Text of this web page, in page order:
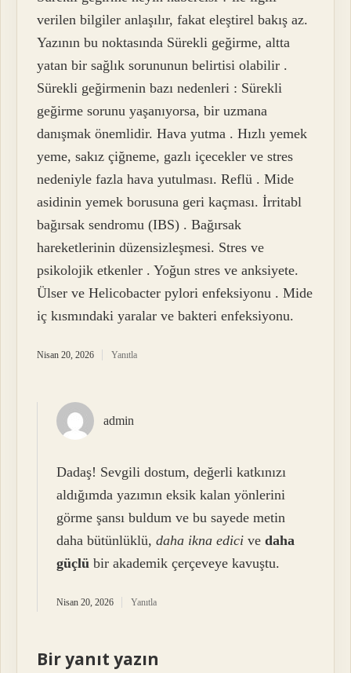
verilen bilgiler anlaşılır, fakat eleştirel bakış az.
Yazının bu noktasında Sürekli geğirme, altta
yatan bir sağlık sorununun belirtisi olabilir .
Sürekli geğirmenin bazı nedenleri : Sürekli
geğirme sorunu yaşanıyorsa, bir uzmana
danışmak önemlidir. Hava yutma . Hızlı yemek
yeme, sakız çiğneme, gazlı içecekler ve stres
nedeniyle fazla hava yutulması. Reflü . Mide
asidinin yemek borusuna geri kaçması. İrritabl
bağırsak sendromu (IBS) . Bağırsak
hareketlerinin düzensizleşmesi. Stres ve
psikolojik etkenler . Yoğun stres ve anksiyete.
Ülser ve Helicobacter pylori enfeksiyonu . Mide
iç kısmındaki yaralar ve bakteri enfeksiyonu.
Nisan 20, 2026 Yanıtla
admin
Dadaş! Sevgili dostum, değerli katkınızı
aldığımda yazımın eksik kalan yönlerini
görme şansı buldum ve bu sayede metin
daha bütünlüklü,daha ikna edici vedaha
güçlü bir akademik çerçeveye kavuştu.
Nisan 20, 2026 Yanıtla
Bir yanıt yazın